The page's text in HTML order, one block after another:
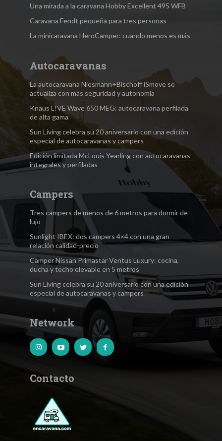
Una mirada a la caravana Hobby Excellent 495 WFB
Caravana Fendt pequeña para tres personas
La minicaravana HeroCamper: cuando menos es más
Autocaravanas
La autocaravana Niesmann+Bischoff iSmove se
actualiza con más seguridad y autonomía
Knaus L!VE Wave 650 MEG: autocaravana perfilada
de alta gama
Sun Living celebra su 20 aniversario con una edición
especial de autocaravanas y campers
Edición limitada McLouis Yearling con autocaravanas
integrales y perfiladas
Campers
Tres campers de menos de 6 metros para dormir de
lujo
Sunlight IBEX: dos campers 4×4 con una gran
relación calidad-precio
Camper Nissan Primastar Ventus Luxury: cocina,
ducha y techo elevable en 5 metros
Sun Living celebra su 20 aniversario con una edición
especial de autocaravanas y campers
Network
Contacto